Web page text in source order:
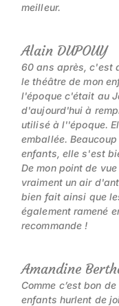
meilleur.
Alain DUPOUY
60 ans après, c'est
le théâtre de mon
l'époque c'était au
d'aujourd'hui à
utilisé à l''époque.
emballée.
enfants, elle s'est
De mon point de
vraiment un air
bien fait ainsi que
également ramené
recommande !
Amandine
Comme c’est bon
enfants hurlent de